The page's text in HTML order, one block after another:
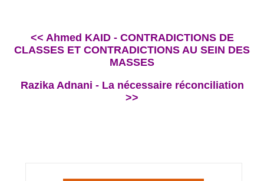
<< Ahmed KAID - CONTRADICTIONS DE
CLASSES ET CONTRADICTIONS AU SEIN DES
MASSES
Razika Adnani - La nécessaire réconciliation
>>